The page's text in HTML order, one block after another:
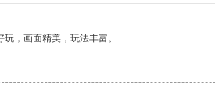
，画面精美，玩法丰富。